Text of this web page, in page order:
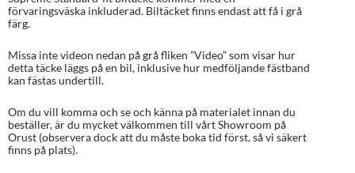
förvaringsväska inkluderad. Biltäcket finns endast att få i grå
färg.
Missa inte videon nedan på grå fliken ”Video” som visar hur
detta täcke läggs på en bil, inklusive hur medföljande fästband
kan fästas undertill.
Om du vill komma och se och känna på materialet innan du
beställer, är du mycket välkommen till vårt Showroom på
Orust (observera dock att du måste boka tid först, så vi säkert
finns på plats).